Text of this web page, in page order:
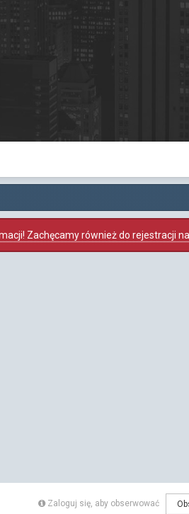
Zachęcamy również do rejestracji
Zaloguj się, aby obserwować